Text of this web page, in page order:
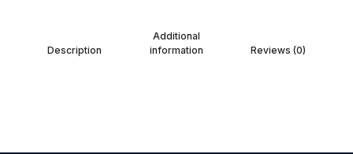
Description
Additional
information
Reviews (0)